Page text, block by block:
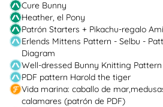
Cure Bunny
Heather, el Pony
Patrón Starters + Pikachu-regalo
Erlends Mittens Pattern - Selbu -
Diagram
Well-dressed Bunny Knitting Pattern
PDF pattern Harold the tiger
Vida marina: caballo de
calamares (patrón de PDF)